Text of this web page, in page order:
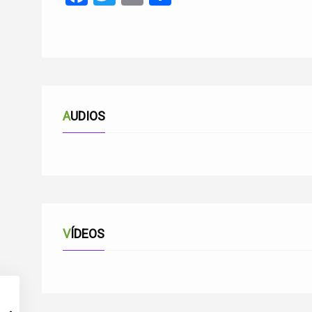
AUDIOSQUISO DIOS
VÍDEOSQUISO DIOS-FINAL